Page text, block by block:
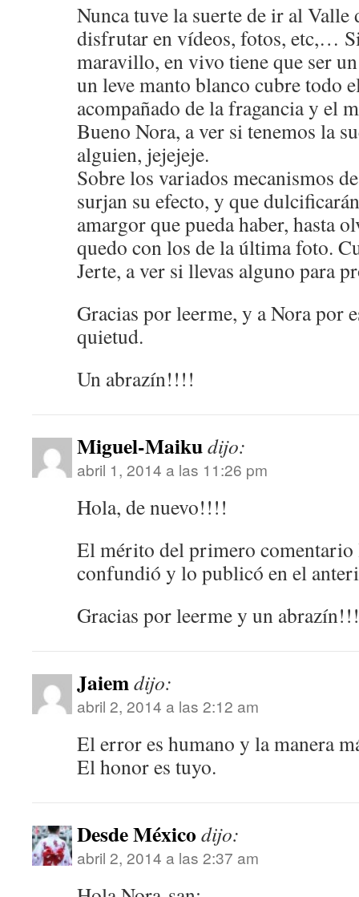
Nunca tuve la suerte de ir al Valle
disfrutar en vídeos, fotos, etc,…
maravillo, en vivo tiene que ser
un leve manto blanco cubre todo
acompañado de la fragancia y
Bueno Nora, a ver si tenemos la
alguien, jejejeje.
Sobre los variados mecanismos
surjan su efecto, y que
amargor que pueda haber, hasta
quedo con los de la última foto.
Jerte, a ver si llevas alguno para
Gracias por leerme, y a Nora por
quietud.
Un abrazín!!!!
Miguel-Maikudijo:
abril 1, 2014 a las 11:26 pm
Hola, de nuevo!!!!
El mérito del primero comentario
confundió y lo publicó en el
Gracias por leerme y un
Jaiemdijo:
abril 2, 2014 a las 2:12 am
El error es humano y la manera
El honor es tuyo.
Desde México dijo:
abril 2, 2014 a las 2:37 am